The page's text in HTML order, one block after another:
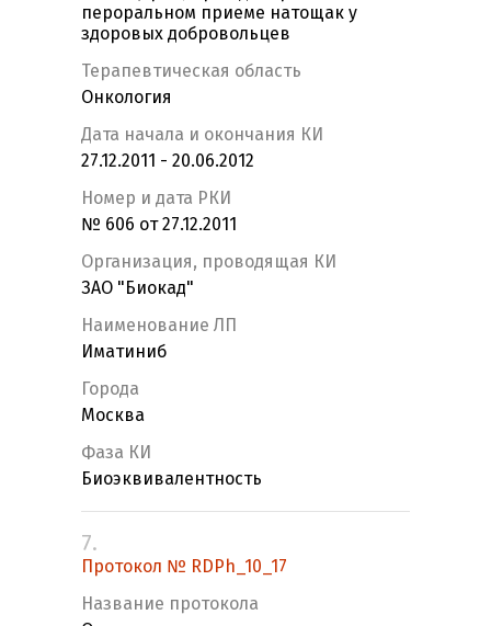
пероральном приеме натощак у
здоровых добровольцев
Терапевтическая область
Онкология
Дата начала и окончания КИ
27.12.2011 - 20.06.2012
Номер и дата РКИ
№ 606 от 27.12.2011
Организация, проводящая КИ
ЗАО "Биокад"
Наименование ЛП
Иматиниб
Города
Москва
Фаза КИ
Биоэквивалентность
7.
Протокол № RDPh_10_17
Название протокола